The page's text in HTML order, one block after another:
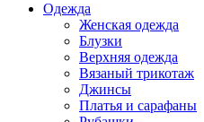
Одежда
Женская одежда
Блузки
Верхняя одежда
Вязаный трикотаж
Джинсы
Платья и сарафаны